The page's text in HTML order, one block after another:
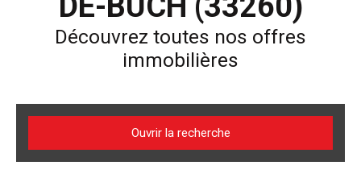
Découvrez toutes nos offres
immobilières
Ouvrir la recherche